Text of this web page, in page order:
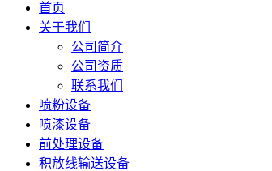
首页
关于我们
公司简介
公司资质
联系我们
喷粉设备
喷漆设备
前处理设备
积放线输送设备